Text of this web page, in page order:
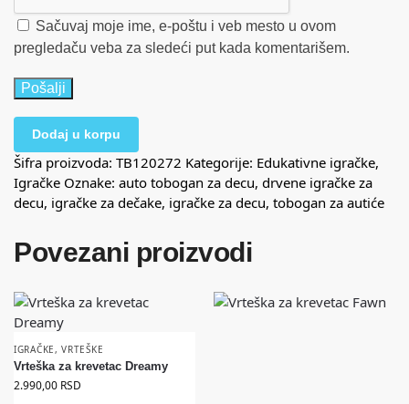
Sačuvaj moje ime, e-poštu i veb mesto u ovom
pregledaču veba za sledeći put kada komentarišem.
Dodaj u korpu
Šifra proizvoda: TB120272 Kategorije: Edukativne igračke,
Igračke Oznake: auto tobogan za decu, drvene igračke za
decu, igračke za dečake, igračke za decu, tobogan za autiće
Povezani proizvodi
IGRAČKE,VRTEŠKE
Vrteška za krevetac Dreamy
2.990,00 RSD